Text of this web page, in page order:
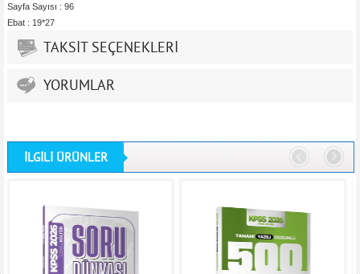
Sayfa Sayısı : 96
Ebat : 19*27
TAKSİT SEÇENEKLERİ
YORUMLAR
İLGİLİ ÜRÜNLER